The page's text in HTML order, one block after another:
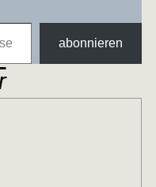
abonnieren